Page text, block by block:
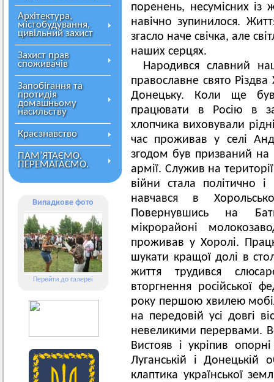
Архітектура,
містобудування,
цивільний захист
Захист прав
споживачів
Запобігання та
протидія
домашньому
насильству
Краєзнавство
ПАМ’ЯТАЄМО.
ПЕРЕМАГАЄМО.
Випадкове фото
Перейти до галереї
поренень, несумісних із
навічно зупинилося.
згасло наче свічка, але
наших серцях.
Народився славний
православне свято Різдва
Донецьку. Коли ще
працювати в Росію в
хлопчика виховували
час проживав у селі
згодом був призваний на
армії. Служив на території
війни стала політично і
навчався в
Повернувшись на
мікрорайоні
проживав у Хоролі.
шукати кращої долі в
життя трудився
вторгнення російської
року першою хвилею
на передовій усі довгі
невеликими перервами.
Вистояв і укріпив
Луганській і Донецькій
клаптика української